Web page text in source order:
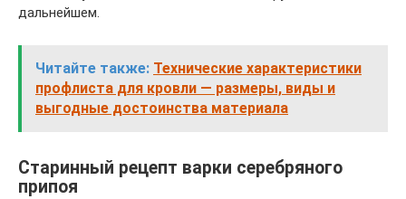
дальнейшем.
Читайте также: Технические характеристики
профлиста для кровли — размеры, виды и
выгодные достоинства материала
Старинный рецепт варки серебряного
припоя